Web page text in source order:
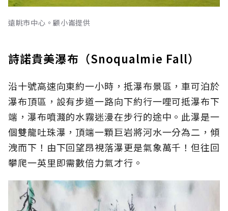
遠眺市中心。顧小崙提供
詩諾貴美瀑布（Snoqualmie Fall）
沿十號高速向東約一小時，抵瀑布景區，車可泊於
瀑布頂區，設有步道一路向下約行一哩可抵瀑布下
端，瀑布噴濺的水霧迷漫在步行的途中。此瀑是一
個雙龍吐珠瀑，頂端一顆巨岩將河水一分為二，傾
洩而下！由下回望昂視落瀑更是氣象萬千！但往回
攀爬一英里即需數倍力氣才行。